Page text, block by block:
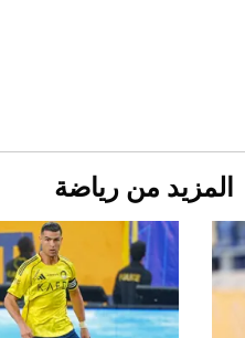
Aston Martin Valiant: على هوى الأبطال
المزيد من رياضة